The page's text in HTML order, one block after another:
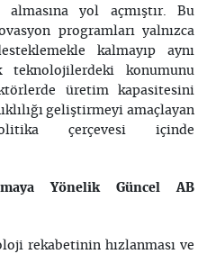
yol açmıştır. Bu
programları yalnızca
kalmayıp aynı
teknolojilerdeki konumunu
üretim kapasitesini
geliştirmeyi amaçlayan
çerçevesi içinde
Yönelik Güncel AB
rekabetinin hızlanması ve